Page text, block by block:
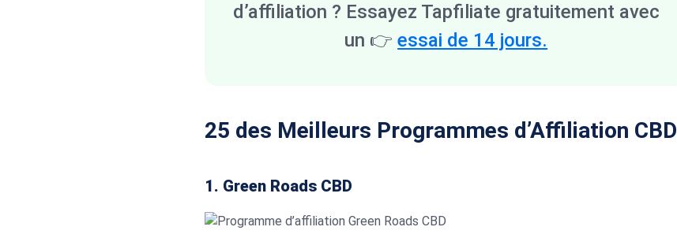
d’affiliation ? Essayez Tapfiliate gratuitement avec
un 👉 essai de 14 jours.
25 des Meilleurs Programmes d’Affiliation CBD
1. Green Roads CBD